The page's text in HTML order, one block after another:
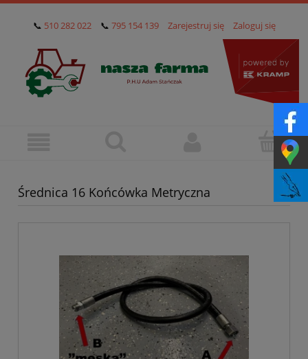
📞 510 282 022 📞 795 154 139 Zarejestruj się Zaloguj się
Średnica 16 Końcówka Metryczna